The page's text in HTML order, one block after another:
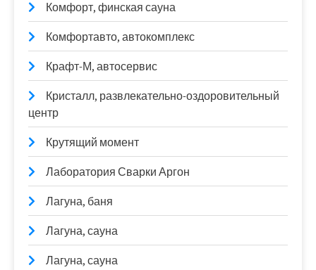
Комфорт, финская сауна
Комфортавто, автокомплекс
Крафт-М, автосервис
Кристалл, развлекательно-оздоровительный
центр
Крутящий момент
Лаборатория Сварки Аргон
Лагуна, баня
Лагуна, сауна
Лагуна, сауна